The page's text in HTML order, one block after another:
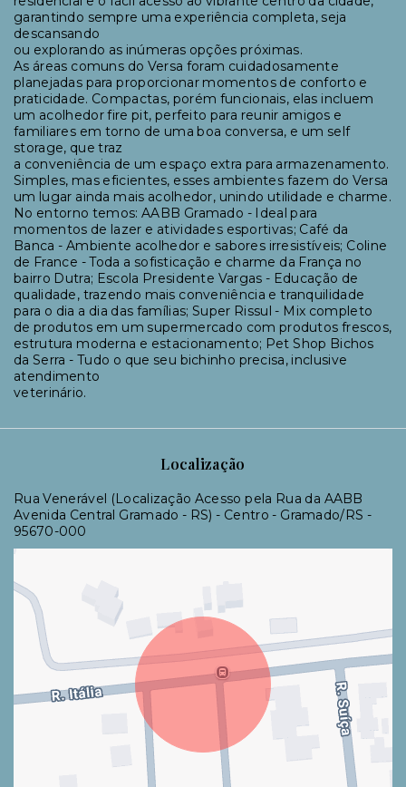
garantindo sempre uma experiência completa, seja
descansando
ou explorando as inúmeras opções próximas.
As áreas comuns do Versa foram cuidadosamente
planejadas para proporcionar momentos de conforto e
praticidade. Compactas, porém funcionais, elas incluem
um acolhedor fire pit, perfeito para reunir amigos e
familiares em torno de uma boa conversa, e um self
storage, que traz
a conveniência de um espaço extra para armazenamento.
Simples, mas eficientes, esses ambientes fazem do Versa
um lugar ainda mais acolhedor, unindo utilidade e charme.
No entorno temos: AABB Gramado - Ideal para
momentos de lazer e atividades esportivas; Café da
Banca - Ambiente acolhedor e sabores irresistíveis; Coline
de France - Toda a sofisticação e charme da França no
bairro Dutra; Escola Presidente Vargas - Educação de
qualidade, trazendo mais conveniência e tranquilidade
para o dia a dia das famílias; Super Rissul - Mix completo
de produtos em um supermercado com produtos frescos,
estrutura moderna e estacionamento; Pet Shop Bichos
da Serra - Tudo o que seu bichinho precisa, inclusive
atendimento
veterinário.
Localização
Rua Venerável (Localização Acesso pela Rua da AABB
Avenida Central Gramado - RS) - Centro - Gramado/RS -
95670-000